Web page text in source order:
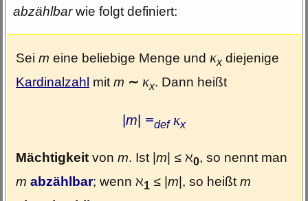
abzählbarwie folgt definiert:
Sei m eine beliebige Menge und κxdiejenige
Kardinalzahl mit m ∼ κx. Dann heißt
|m| =def κx
Mächtigkeit von m. Ist | m ≤ ℵ0, so nennt man
m abzählbar; wenn ℵ1 ≤ m |, so heißt m